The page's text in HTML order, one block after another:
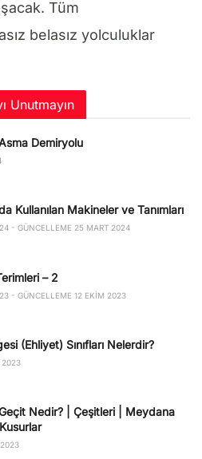
Tüm
belasız yolculuklar
Unutmayın
Demiryolu
Kullanılan Makineler ve Tanımları
- GÜNCELLEME 25 MART 2024
– 2
- GÜNCELLEME 12 EKIM 2023
(Ehliyet) Sınıfları Nelerdir?
2023
Nedir? | Çeşitleri | Meydana
2023